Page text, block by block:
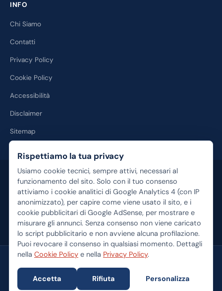
INFO
Chi Siamo
Contatti
Privacy Policy
Cookie Policy
Accessibilità
Disclaimer
Sitemap
Disclaimer: Calcolo-Mutuo.com è un portale informativo e non fornisce
consulenza finanziaria personalizzata. I contenuti hanno finalità
esclusivamente educativa. Alcuni link verso prodotti e servizi bancari
sono link di affiliazione: se completi un'operazione tramite essi,
potremmo percepire una commissione senza costi aggiuntivi per te. I
tassi e le condizioni sono indicativi e soggetti a variazioni quotidiane.
Consulta sempre un professionista prima di sottoscrivere un
finanziamento.
© 2026 Calcolo-Mutuo.com — Tutti i diritti riservati
Pausilypon S.r.l. — Sede legale: Via Posillipo 42, 80123 Napoli (NA) —
Capitale sociale € 10.000,00 i.v. — Iscritta al Registro delle Imprese di
Rispettiamo la tua privacy
Usiamo cookie tecnici, sempre attivi, necessari al
funzionamento del sito. Solo con il tuo consenso
attiviamo i cookie analitici di Google Analytics 4 (con IP
anonimizzato), per capire come viene usato il sito, e i
cookie pubblicitari di Google AdSense, per mostrare e
misurare gli annunci. Senza consenso non viene caricato
lo script pubblicitario e non avviene alcuna profilazione.
Puoi revocare il consenso in qualsiasi momento. Dettagli
nella Cookie Policy e nella Privacy Policy.
Accetta Rifiuta Personalizza